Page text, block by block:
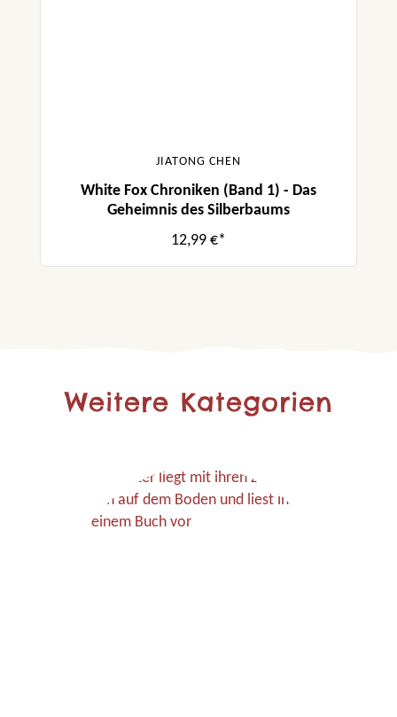
JIATONG CHEN
White Fox Chroniken (Band 1) - Das
Geheimnis des Silberbaums
12,99 €*
Weitere Kategorien